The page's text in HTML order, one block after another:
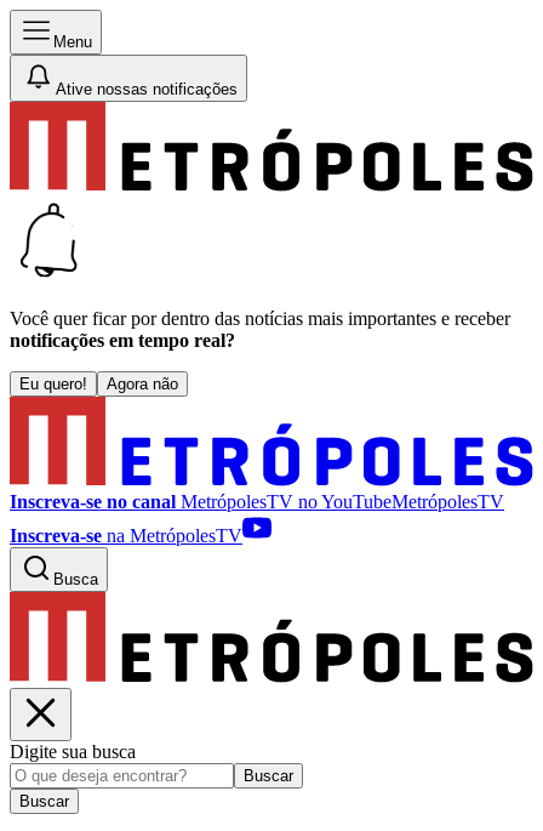
Menu
Ative nossas notificações
Você quer ficar por dentro das notícias mais importantes e receber
notificações em tempo real?
Eu quero! Agora não
Inscreva-se no canal MetrópolesTV noYouTubeMetrópolesTV
Inscreva-se na MetrópolesTV
Busca
Digite sua busca
Buscar
Buscar